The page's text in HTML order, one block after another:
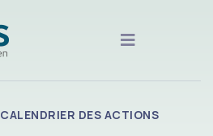
CALENDRIER DES ACTIONS